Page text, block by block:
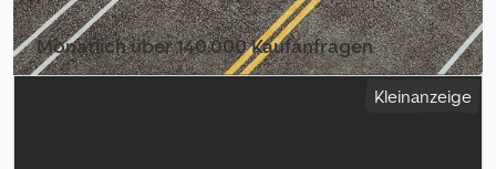
Monatlich über 140.000 Kaufanfragen
Kleinanzeige